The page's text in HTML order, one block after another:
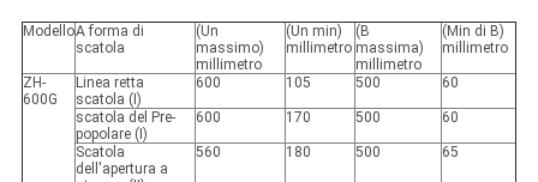
ModelloA forma di
scatola
(Un
massimo)
millimetro
(Un min)
millimetro
(B
massima)
millimetro
(Min di B)
millimetro
ZH-
600G
Linea retta
scatola (I)
600 105 500 60
scatola del Pre-
popolare (I)
600 170 500 60
Scatola
dell'apertura a
560 180 500 65